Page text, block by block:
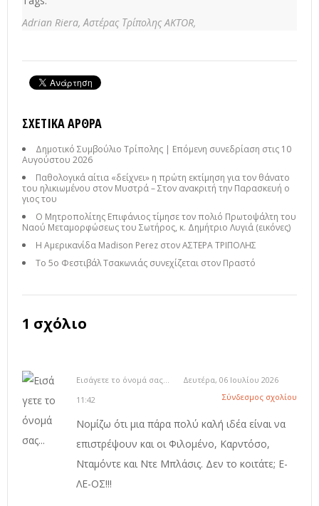
Adrian Riera,Αστέρας Τρίπολης AKTOR,
ΣΧΕΤΙΚΆ ΆΡΘΡΑ
Δημοτικό Συμβούλιο Τρίπολης | Επόμενη συνεδρίαση στις 10
Αυγούστου 2026
Παθολογικά αίτια «δείχνει» η πρώτη εκτίμηση για τον θάνατο
του ηλικιωμένου στον Μυστρά – Στον ανακριτή την Παρασκευή ο
γιος του
Ο Μητροπολίτης Επιφάνιος τίμησε τον πολιό Πρωτοψάλτη του
Ναού Μεταμορφώσεως του Σωτήρος, κ. Δημήτριο Λυγιά (εικόνες)
Η Αμερικανίδα Madison Perez στον ΑΣΤΕΡΑ ΤΡΙΠΟΛΗΣ
Το 5ο Φεστιβάλ Τσακωνιάς συνεχίζεται στον Πραστό
1 σχόλιο
Εισάγετε το όνομά σας...
Δευτέρα, 06 Ιουλίου 2026
11:42
Σύνδεσμος σχολίου
Νομίζω ότι μια πάρα πολύ καλή ιδέα είναι να
επιστρέψουν και οι Φιλομένο, Καρντόσο,
Νταμόντε και Ντε Μπλάσις. Δεν το κοιτάτε; Ε-
ΛΕ-ΟΣ!!!